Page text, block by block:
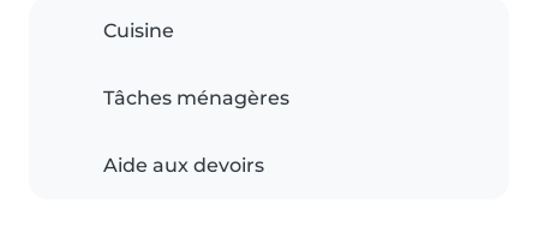
Cuisine
Tâches ménagères
Aide aux devoirs